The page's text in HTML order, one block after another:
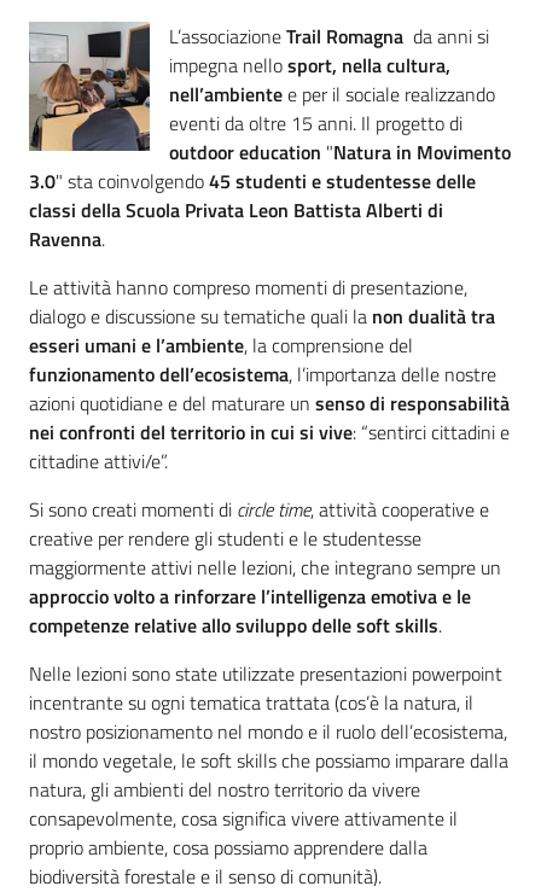
memoria
Seguici
su
Assemblea
legislativa
Assemblea
Attività
Per i media
Per i cittadini
L’associazioneTrail Romagna da anni si
impegna nellosport, nella cultura,
nell’ambientee per il sociale realizzando
eventi da oltre 15 anni. Il progetto di
outdoor education "Natura in Movimento
3.0" sta coinvolgendo45 studenti e studentesse delle
classi della Scuola Privata Leon Battista Alberti di
Ravenna.
Le attività hanno compreso momenti di presentazione,
dialogo e discussione su tematiche quali la non dualità tra
esseri umani e l’ambiente, la comprensione del
funzionamento dell’ecosistema, l’importanza delle nostre
azioni quotidiane e del maturare un senso di responsabilità
nei confronti del territorio in cui si vive: “sentirci cittadini e
cittadine attivi/e”.
Si sono creati momenti di circle time, attività cooperative e
creative per rendere gli studenti e le studentesse
maggiormente attivi nelle lezioni, che integrano sempre un
approccio volto a rinforzare l’intelligenza emotiva e le
competenze relative allo sviluppo delle soft skills.
Nelle lezioni sono state utilizzate presentazioni powerpoint
incentrante su ogni tematica trattata (cos’è la natura, il
nostro posizionamento nel mondo e il ruolo dell’ecosistema,
il mondo vegetale, le soft skills che possiamo imparare dalla
natura, gli ambienti del nostro territorio da vivere
consapevolmente, cosa significa vivere attivamente il
proprio ambiente, cosa possiamo apprendere dalla
biodiversità forestale e il senso di comunità).